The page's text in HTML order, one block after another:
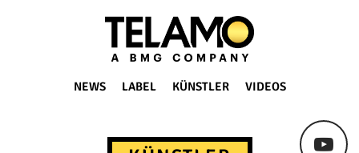
TELAMO
NEWS LABEL KÜNSTLER VIDEOS